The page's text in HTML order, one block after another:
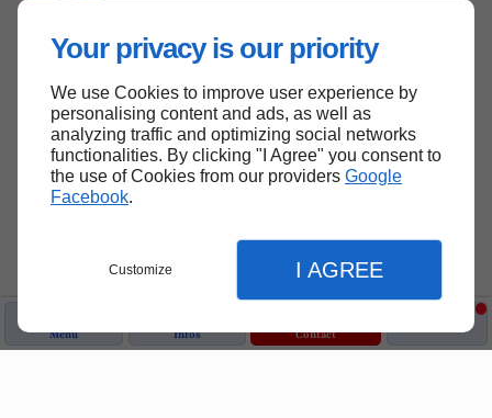
Your privacy is our priority
We use Cookies to improve user experience by
personalising content and ads, as well as
analyzing traffic and optimizing social networks
functionalities. By clicking "I Agree" you consent to
the use of Cookies from our providers Google
Facebook.
Customize I AGREE
Menu Infos Contact
Haut de page